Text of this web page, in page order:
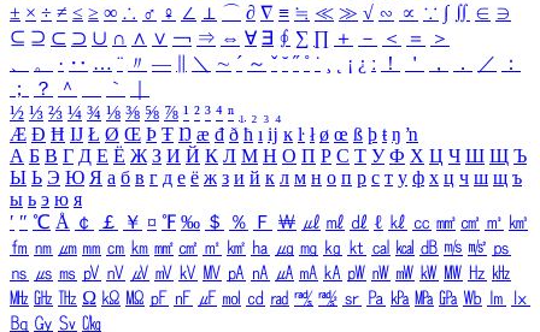
± × ÷ ≠ ≤ ≥ ∞ ∴ ♂ ♀ ∠ ⊥ ⌒ ∂ ∇ ≡ ≒ ≪ ≫ √ ∽ ∝ ∵ ∫ ∬ ∈ ∋
⊆ ⊇ ⊂ ⊃ ∪ ∩ ∧ ∨ ￢ ⇒ ⇔ ∀ ∃ ∮ ∑ ∏ ＋ － ＜ ＝
＞
、
。 · ‥ … ¨ 〃 ― ＼ ∼ ´ ～ ˇ ˘ ˝ ˚ ˙ ¸ ¡ ¿ ː ！ ＇ ， ． ／
：
；
？ ＾ ｀
½ ⅓ ⅔ ¼ ¾ ⅛ ⅜ ⅝ ⅞ ¹ ² ³ ⁴ ⁿ ₁ ₂ ₃ ₄
Æ Ð Ħ Ĳ Ł Ø Œ Þ Ŧ Ŋ æ đ ð ħ ı ĳ ĸ ŀ ł ø œ ß þ ŧ ŋ ŉ
А Б В Г Д Е Ё Ж З И Й К Л М Н О П Р С Т У Ф Х Ц Ч Ш Щ Ъ
Ы Ь Э Ю Я а б в г д е ё ж з и й к л м н о п р с т у ф х ц ч ш щ ъ
ы ь э ю я
′ ″ ℃ Å ￠ ￡ ￥ ¤ ℉ ‰ ＄ ％ Ｆ ￦ ㎕ ㎖ ㎗ ℓ ㎘ ㏄ ㎣ ㎤ ㎥ ㎦
㎙ ㎚ ㎛ ㎜ ㎝ ㎞ ㎟ ㎠ ㎡ ㎢ ㏊ ㎍ ㎎ ㎏ ㏏ ㎈ ㎉ ㏈ ㎧ ㎨ ㎰
㎱ ㎲ ㎳ ㎴ ㎵ ㎶ ㎷ ㎸ ㎹ ㎀ ㎁ ㎂ ㎃ ㎄ ㎺ ㎻ ㎽ ㎾ ㎿ ㎐ ㎑
㎒ ㎓ ㎔ Ω ㏀ ㏁ ㎊ ㎋ ㎌ ㏖ ㏅ ㎭ ㎮ ㎯ ㏛ ㎩ ㎪ ㎫ ㎬ ㏝ ㏐
㏓
㏃ ㏉ ㏜ ㏆